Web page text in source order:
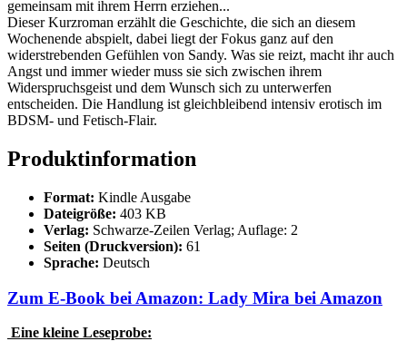
gemeinsam mit ihrem Herrn erziehen...
Dieser Kurzroman erzählt die Geschichte, die sich an diesem
Wochenende abspielt, dabei liegt der Fokus ganz auf den
widerstrebenden Gefühlen von Sandy. Was sie reizt, macht ihr auch
Angst und immer wieder muss sie sich zwischen ihrem
Widerspruchsgeist und dem Wunsch sich zu unterwerfen
entscheiden. Die Handlung ist gleichbleibend intensiv erotisch im
BDSM- und Fetisch-Flair.
Produktinformation
Format: Kindle Ausgabe
Dateigröße: 403 KB
Verlag: Schwarze-Zeilen Verlag; Auflage: 2
Seiten (Druckversion): 61
Sprache: Deutsch
Zum E-Book bei Amazon: Lady Mira bei Amazon
Eine kleine Leseprobe: